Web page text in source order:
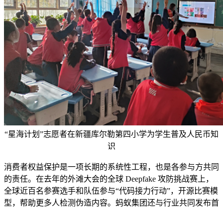
“星海计划”志愿者在新疆库尔勒第四小学为学生普及人民币知
识
消费者权益保护是一项长期的系统性工程，也是各参与方共同
的责任。在去年的外滩大会的全球 Deepfake 攻防挑战赛上，
全球近百名参赛选手和队伍参与“代码接力行动”，开源比赛模
型，帮助更多人检测伪造内容。蚂蚁集团还与行业共同发布首